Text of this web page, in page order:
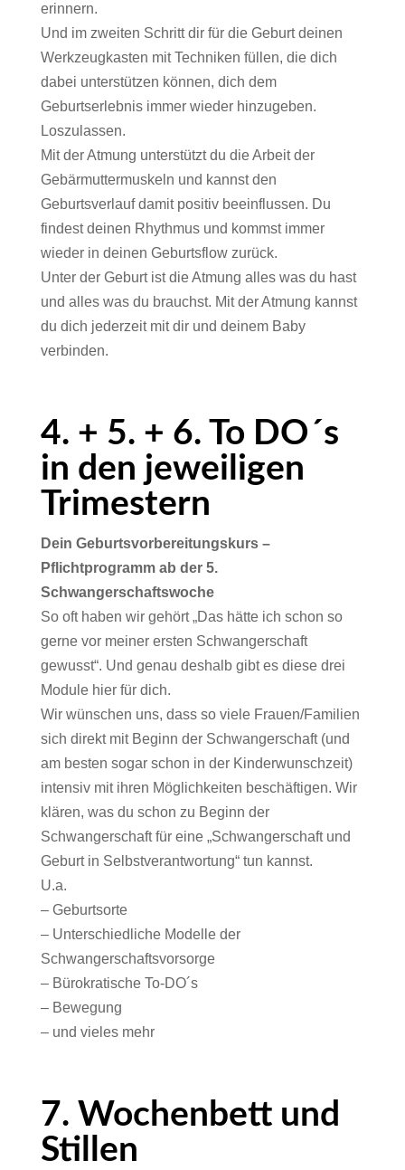
erinnern.
Und im zweiten Schritt dir für die Geburt deinen
Werkzeugkasten mit Techniken füllen, die dich
dabei unterstützen können, dich dem
Geburtserlebnis immer wieder hinzugeben.
Loszulassen.
Mit der Atmung unterstützt du die Arbeit der
Gebärmuttermuskeln und kannst den
Geburtsverlauf damit positiv beeinflussen. Du
findest deinen Rhythmus und kommst immer
wieder in deinen Geburtsflow zurück.
Unter der Geburt ist die Atmung alles was du hast
und alles was du brauchst. Mit der Atmung kannst
du dich jederzeit mit dir und deinem Baby
verbinden.
4. + 5. + 6. To DO´s
in den jeweiligen
Trimestern
Dein Geburtsvorbereitungskurs –
Pflichtprogramm ab der 5.
Schwangerschaftswoche
So oft haben wir gehört „Das hätte ich schon so
gerne vor meiner ersten Schwangerschaft
gewusst“. Und genau deshalb gibt es diese drei
Module hier für dich.
Wir wünschen uns, dass so viele Frauen/Familien
sich direkt mit Beginn der Schwangerschaft (und
am besten sogar schon in der Kinderwunschzeit)
intensiv mit ihren Möglichkeiten beschäftigen. Wir
klären, was du schon zu Beginn der
Schwangerschaft für eine „Schwangerschaft und
Geburt in Selbstverantwortung“ tun kannst.
U.a.
– Geburtsorte
– Unterschiedliche Modelle der
Schwangerschaftsvorsorge
– Bürokratische To-DO´s
– Bewegung
– und vieles mehr
7. Wochenbett und
Stillen